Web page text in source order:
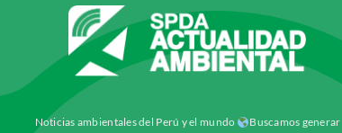
Noticias ambientales del Perú y el mundo Buscamos generar